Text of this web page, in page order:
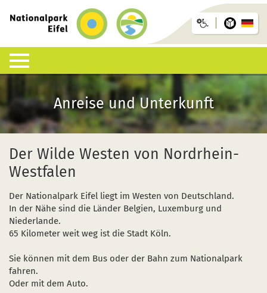
Seite
Lebens-Raum Nationalpark
Was ist ein Nationalpark?
Arten-Liste
Lebens-Räume
Die Kruste der Erde, Böden und Wetter
Forschung im Nationalpark
Nationalpark erleben
Wanderungen mit Führung
Selber wandern
Barriere-frei
Kinder, Jugendliche und Familien
Wildnis-Trail
Start- und Treff-Punkte
Info-Häuser & Einrichtungen
Nationalpark-Zentrum Eifel
Nationalpark-Tore
Nationalpark-Info-Punkte
Anreise und Unterkunft
Bus, Bahn oder Auto
Nationalpark-Gastgeber
GästeCard
Absprachen und Kosten
Mehr Infos
Planer und Karte
Ansprech-Personen
Ansprechpartner und Ranger
Anreise und Unterkunft
Der Wilde Westen von Nordrhein-
Westfalen
Der Nationalpark Eifel liegt im Westen von Deutschland.
In der Nähe sind die Länder Belgien, Luxemburg und
Niederlande.
65 Kilometer weit weg ist die Stadt Köln.
Sie können mit dem Bus oder der Bahn zum Nationalpark
fahren.
Oder mit dem Auto.